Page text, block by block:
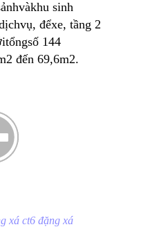
vàkhu sinh
vụ, đểxe, tầng 2
tổngsố144
đến 69,6m2.
xá ct6 đặng xá